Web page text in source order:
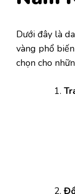
Dưới đây là
vàng phổ
chọn cho